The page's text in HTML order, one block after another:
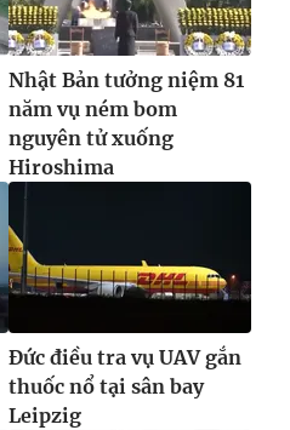
Nhật Bản tưởng niệm 81
năm vụ ném bom
nguyên tử xuống
Hiroshima
Đức điều tra vụ UAV gắn
thuốc nổ tại sân bay
Leipzig